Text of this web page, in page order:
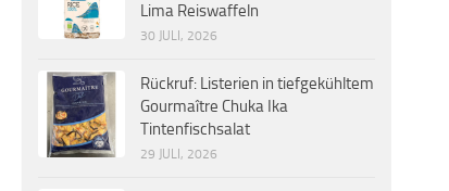
Lima Reiswaffeln
30 JULI, 2026
Rückruf: Listerien in tiefgekühltem
Gourmaître Chuka Ika
Tintenfischsalat
29 JULI, 2026